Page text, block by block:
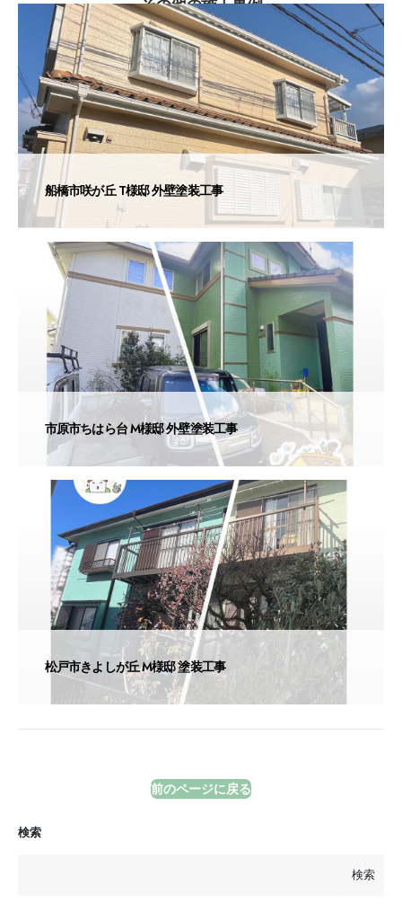
その他の施工事例
船橋市咲が丘 T様邸 外壁塗装工事
市原市ちはら台 M様邸 外壁塗装工事
松戸市きよしが丘 M様邸 塗装工事
前のページに戻る
検索
検索